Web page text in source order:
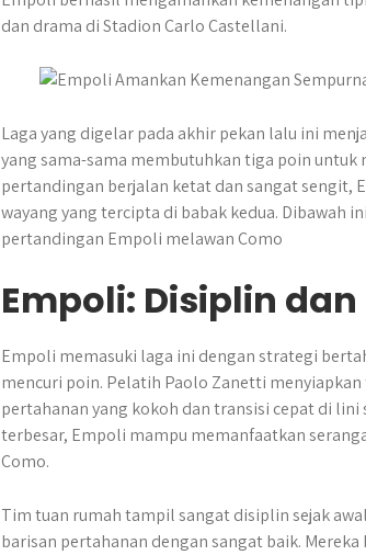
t
e
o
s
n
r
e
p
e
r
dan drama di Stadion Carlo Castellani.
Laga yang digelar pada akhir pekan lalu ini
yang sama-sama membutuhkan tiga poin untuk
pertandingan berjalan ketat dan sangat sengit,
wayang yang tercipta di babak kedua. Dibawah ini
pertandingan Empoli melawan Como
Empoli: Disiplin
Empoli memasuki laga ini dengan strategi
mencuri poin. Pelatih Paolo Zanetti
pertahanan yang kokoh dan transisi cepat di
terbesar, Empoli mampu memanfaatkan
Como.
Tim tuan rumah tampil sangat disiplin sejak
barisan pertahanan dengan sangat baik.